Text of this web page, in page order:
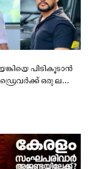
പിടികൂടാൻ
ഒരു ലക്ഷം